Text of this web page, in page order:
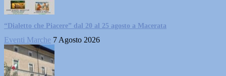
“Dialetto che Piacere” dal 20 al 25 agosto a Macerata
Eventi Marche 7 Agosto 2026